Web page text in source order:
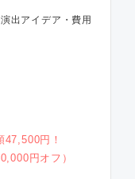
出アイデア・費用
円！
円オフ）